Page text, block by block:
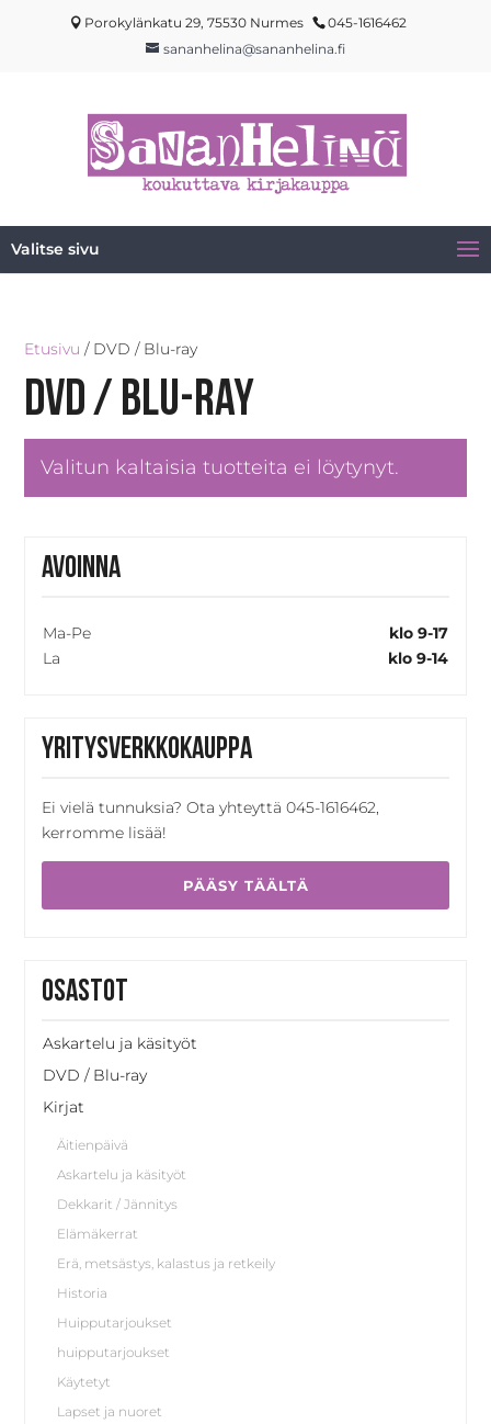
Porokylänkatu 29, 75530 Nurmes
045-1616462
sananhelina@sananhelina.fi
Valitse sivu
Etusivu / DVD / Blu-ray
DVD / Blu-ray
Valitun kaltaisia tuotteita ei löytynyt.
Avoinna
Ma-Pe
klo 9-17
La
klo 9-14
Yritysverkkokauppa
Ei vielä tunnuksia? Ota yhteyttä 045-1616462,
kerromme lisää!
PÄÄSY TÄÄLTÄ
Osastot
Askartelu ja käsityöt
DVD / Blu-ray
Kirjat
Äitienpäivä
Askartelu ja käsityöt
Dekkarit / Jännitys
Elämäkerrat
Erä, metsästys, kalastus ja retkeily
Historia
Huipputarjoukset
huipputarjoukset
Käytetyt
Lapset ja nuoret